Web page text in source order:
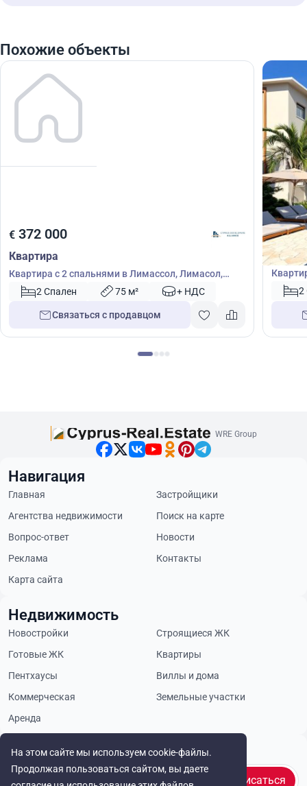
Похожие объекты
€ 372 000
Квартира
Квартира с 2 спальнями в Лимассол, Лимасол,
Кипр № 54529
2 Спален 75 м² + НДС
Связаться с продавцом
€372
466232
На этом сайте мы используем cookie-файлы.
Продолжая пользоваться сайтом, вы даете
WRE Group
Будьте в курсе
Подписаться
Навигация
Главная
Застройщики
Агентства недвижимости
Поиск на карте
Вопрос-ответ
Новости
Реклама
Контакты
Карта сайта
Недвижимость
Новостройки
Строящиеся ЖК
Готовые ЖК
Квартиры
Пентхаусы
Виллы и дома
Коммерческая
Земельные участки
Аренда